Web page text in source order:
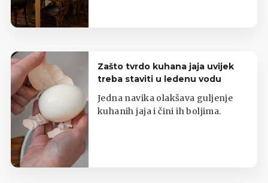
Zašto tvrdo kuhana jaja uvijek
treba staviti u ledenu vodu
Jedna navika olakšava guljenje
kuhanih jaja i čini ih boljima.